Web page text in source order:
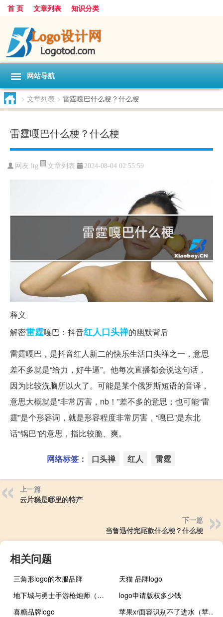
首 页 文章列表 知识分类
网站导航
> 文章列表 > 雷霆嘎巴什么梗？什么梗
雷霆嘎巴什么梗？什么梗
网友: ltg 文章列表 2024-08-04 02:55:59
释义
解密雷霆嘎巴：抖音红人口头禅的幽默背后
雷霆嘎巴，是抖音红人新二的快乐生活口头禅之一，意思
差不多就是“给力，好牛逼”。他每次直播都会说这句话，
因为比较洗脑所以火了。可能是某个俄罗斯短语的音译，
意思大概就是“非常厉害，nb！”差不多的意思；也可能“雷
霆”是个形容词，就是形容程度非常厉害，“嘎巴”是东北
话“锅巴”的意思，指比较脆、爽。
网络标签： 口头禅 红人 雷霆
上一篇
云片糕是哪里的特产
下一篇
当鲁迅付完尾款什么梗？什么梗
相关问题
三角形logo的衣服品牌
天猫 品牌logo
地下城与勇士手游枪炮师（《地下城与勇士》枪炮师觉醒视频）
logo申请版权多少钱
喜糖品牌logo
苹果xr面容识别不了进水（苹果xr面容识别不了）